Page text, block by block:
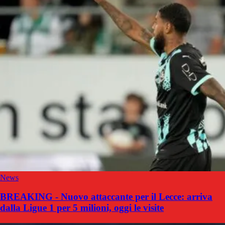
News
BREAKING - Nuovo attaccante per il Lecce: arriva
dalla Ligue 1 per 5 milioni, oggi le visite